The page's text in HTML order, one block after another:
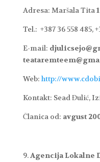
Adresa: Maršala Tita
Tel.: +387 36 558 485,
E-mail:
Web:http://
Kontakt: Sead Đulić,
Članica od: avgust
Agencija Lokalne